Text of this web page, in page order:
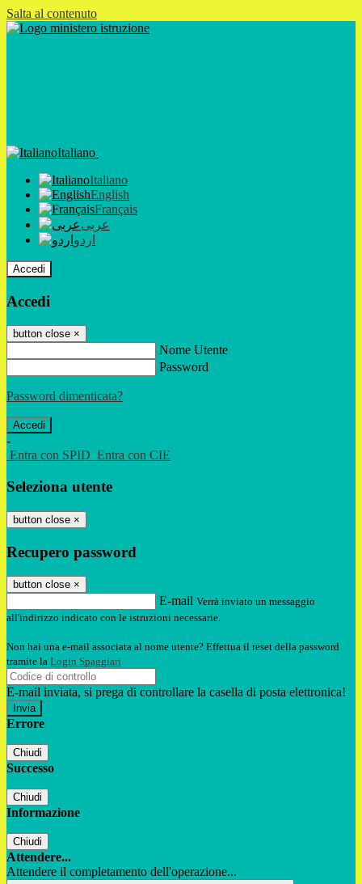
Salta al contenuto
Italiano
Italiano
English
Français
عربى
اردو
Accedi
Accedi
button close ×
Nome Utente
Password
Password dimenticata?
-
Entra con SPID Entra con CIE
Seleziona utente
button close ×
Recupero password
button close ×
E-mail Verrà inviato un messaggio
all'indirizzo indicato con le istruzioni necessarie.
Non hai una e-mail associata al nome utente? Effettua il reset della password
tramite la Login Spaggiari
E-mail inviata, si prega di controllare la casella di posta elettronica!
Errore
Chiudi
Successo
Chiudi
Informazione
Chiudi
Attendere...
Attendere il completamento dell'operazione...